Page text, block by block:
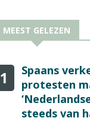
MEEST GELEZEN
1
Spaans
protesten
steeds van